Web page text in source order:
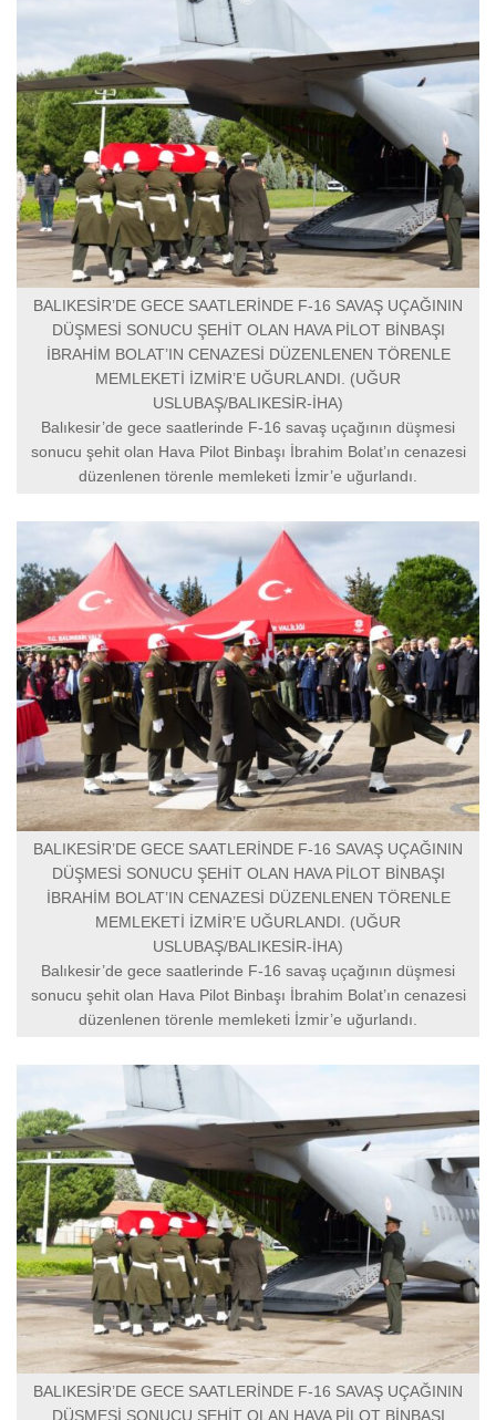
BALIKESİR’DE GECE SAATLERİNDE F-16 SAVAŞ UÇAĞININ
DÜŞMESİ SONUCU ŞEHİT OLAN HAVA PİLOT BİNBAŞI
İBRAHİM BOLAT’IN CENAZESİ DÜZENLENEN TÖRENLE
MEMLEKETİ İZMİR’E UĞURLANDI. (UĞUR
USLUBAŞ/BALIKESİR-İHA)
Balıkesir’de gece saatlerinde F-16 savaş uçağının düşmesi
sonucu şehit olan Hava Pilot Binbaşı İbrahim Bolat’ın cenazesi
düzenlenen törenle memleketi İzmir’e uğurlandı.
BALIKESİR’DE GECE SAATLERİNDE F-16 SAVAŞ UÇAĞININ
DÜŞMESİ SONUCU ŞEHİT OLAN HAVA PİLOT BİNBAŞI
İBRAHİM BOLAT’IN CENAZESİ DÜZENLENEN TÖRENLE
MEMLEKETİ İZMİR’E UĞURLANDI. (UĞUR
USLUBAŞ/BALIKESİR-İHA)
Balıkesir’de gece saatlerinde F-16 savaş uçağının düşmesi
sonucu şehit olan Hava Pilot Binbaşı İbrahim Bolat’ın cenazesi
düzenlenen törenle memleketi İzmir’e uğurlandı.
BALIKESİR’DE GECE SAATLERİNDE F-16 SAVAŞ UÇAĞININ
DÜŞMESİ SONUCU ŞEHİT OLAN HAVA PİLOT BİNBAŞI